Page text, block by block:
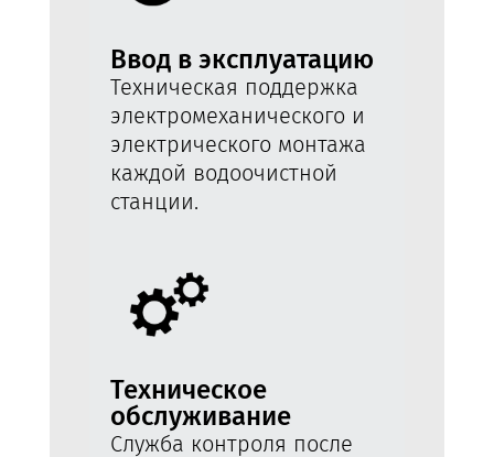
Ввод в эксплуатацию
Техническая поддержка
электромеханического и
электрического монтажа
каждой водоочистной
станции.
Техническое
обслуживание
Служба контроля после